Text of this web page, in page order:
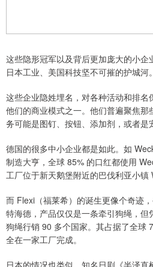
这些隐形冠军以及背后更加庞大的小企
日本工业、美国科技坚不可摧的护城河。
这些企业隐姓埋名，对各种活动和排名
他们的商业模式之一。他们普遍聚焦那
务可能是图钉、按钮、添加剂，或者是
德国的很多中小企业都是如此。如
制造大亨，全球 85% 的口红都使用
工厂位于新天鹅堡附近的巴伐利亚小镇
而 Flexi（福莱希）的诞生更像个奇迹
特海德，产品仅仅是一条牵引狗绳，
狗绳行销 90 多个国家。其占据了全球
全在一家工厂完成。
日本的情况也类似。知名日剧《半泽